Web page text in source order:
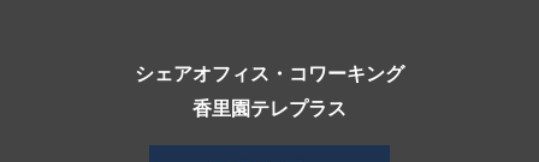
シェアオフィス・コワーキング
香里園テレプラス